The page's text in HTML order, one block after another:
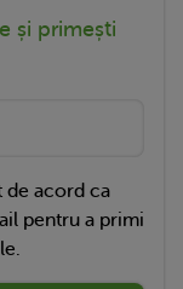
și primești
de acord ca
pentru a primi